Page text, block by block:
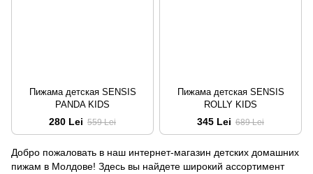
Пижама детская SENSIS
PANDA KIDS
280 Lei 559 Lei
Пижама детская SENSIS
ROLLY KIDS
345 Lei 689 Lei
Добро пожаловать в наш интернет-магазин детских домашних
пижам в Молдове! Здесь вы найдете широкий ассортимент